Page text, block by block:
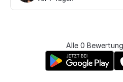
Alle 0